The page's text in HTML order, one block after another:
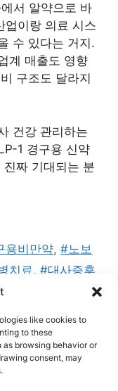
like cookies to
to these
browsing behavior or
consent, may
서 알약으로 바
업이랑 의료 시스
수 있다는 거지.
계 매출도 영향
구조도 달라지
건강 관리하는
1 경구용 신약
짜 기대되는 분
용비만약,#노보
치료, #대사증후
센스통과